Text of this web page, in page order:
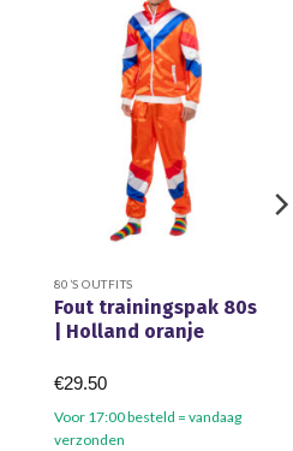
80’S OUTFITS
Fout trainingspak 80s
| Holland oranje
Voor 17:00 besteld = vandaag
verzonden
€29.50